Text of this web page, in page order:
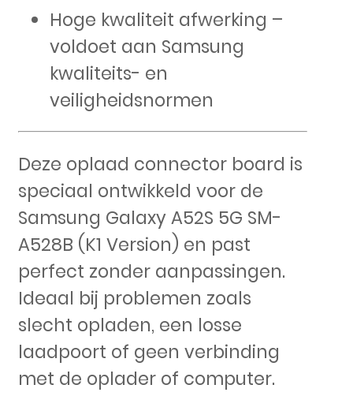
Hoge kwaliteit afwerking –
voldoet aan Samsung
kwaliteits- en
veiligheidsnormen
Deze oplaad connector board is
speciaal ontwikkeld voor de
Samsung Galaxy A52S 5G SM-
A528B (K1 Version) en past
perfect zonder aanpassingen.
Ideaal bij problemen zoals
slecht opladen, een losse
laadpoort of geen verbinding
met de oplader of computer.